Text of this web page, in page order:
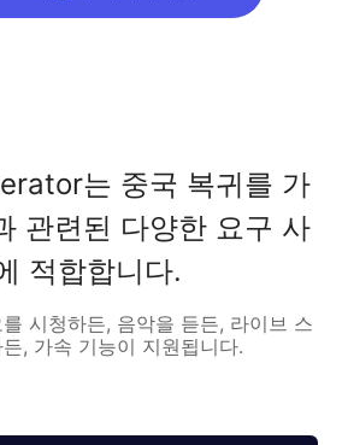
는 중국 복귀를 가
관련된 다양한 요구 사
적합합니다.
시청하든, 음악을 듣든, 라이브 스
, 가속 기능이 지원됩니다.